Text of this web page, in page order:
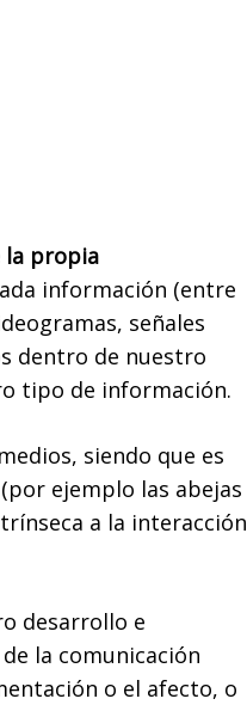
la propia
información (entre
señales
dentro de nuestro
tipo de información.
siendo que es
ejemplo las abejas
a la interacción
desarrollo e
la comunicación
o el afecto, o